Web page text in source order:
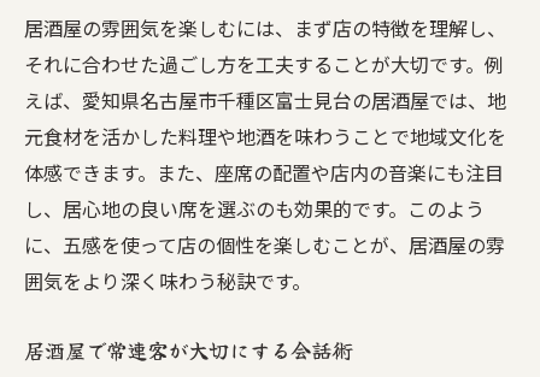
居酒屋の雰囲気を楽しむには、まず店の特徴を理解し、
それに合わせた過ごし方を工夫することが大切です。例
えば、愛知県名古屋市千種区富士見台の居酒屋では、地
元食材を活かした料理や地酒を味わうことで地域文化を
体感できます。また、座席の配置や店内の音楽にも注目
し、居心地の良い席を選ぶのも効果的です。このよう
に、五感を使って店の個性を楽しむことが、居酒屋の雰
囲気をより深く味わう秘訣です。
居酒屋で常連客が大切にする会話術